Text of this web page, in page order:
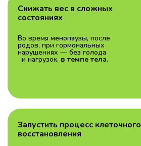
Снижать вес в сложных
состояниях
Во время менопаузы, после
родов, при гормональных
нарушениях — без голода
и нагрузок, в темпе тела.
Запустить процесс клеточного
восстановления